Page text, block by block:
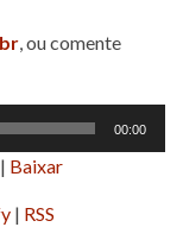
, ou comente
00:00
| Baixar
| RSS